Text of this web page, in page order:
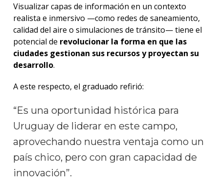
Visualizar capas de información en un contexto
realista e inmersivo —como redes de saneamiento,
calidad del aire o simulaciones de tránsito— tiene el
potencial de revolucionar la forma en que las
ciudades gestionan sus recursos y proyectan su
desarrollo.
A este respecto, el graduado refirió:
“Es una oportunidad histórica para
Uruguay de liderar en este campo,
aprovechando nuestra ventaja como un
país chico, pero con gran capacidad de
innovación”.